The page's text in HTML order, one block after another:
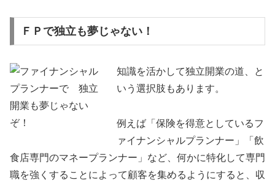
ＦＰで独立も夢じゃない！
知識を活かして独立開業の道、と
いう選択肢もあります。
例えば「保険を得意としているフ
ァイナンシャルプランナー」「飲
食店専門のマネープランナー」など、何かに特化して専門
職を強くすることによって顧客を集めるようにすると、収